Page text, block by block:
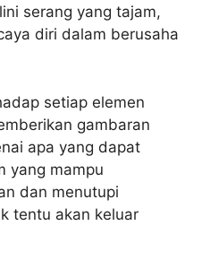
serang yang tajam,
diri dalam berusaha
setiap elemen
gambaran
apa yang dapat
yang mampu
dan menutupi
tentu akan keluar